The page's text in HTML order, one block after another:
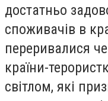
достатньо
споживачів в
переривалися
країни-
світлом, які